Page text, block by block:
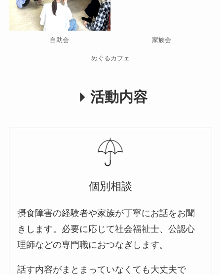
自助会 家族会
めぐるカフェ
活動内容
個別相談
摂食障害の経験者や家族が丁寧にお話をお聞
きします。必要に応じて社会福祉士、公認心
理師などの専門職におつなぎします。
話す内容がまとまっていなくても大丈夫で